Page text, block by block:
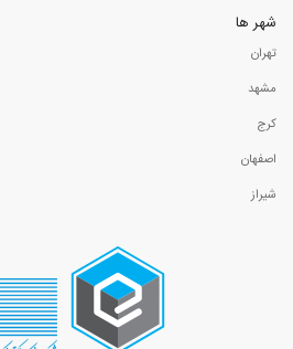
شهر ها
تهران
مشهد
کرج
اصفهان
شیراز